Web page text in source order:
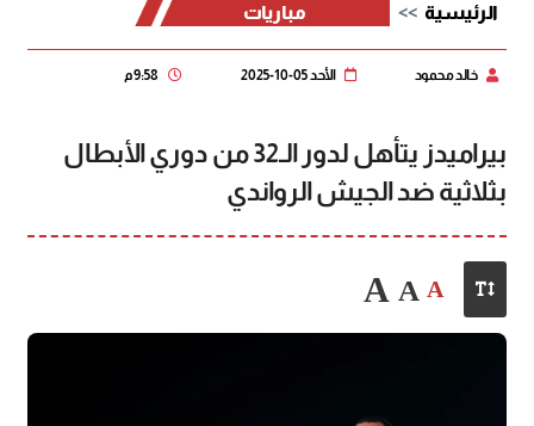
الرئيسية مباريات
خالد محمود الأحد 05-10-2025
بيراميدز يتأهل لدور الـ32 من دوري الأبطال
بثلاثية ضد الجيش الرواندي
A
A
A